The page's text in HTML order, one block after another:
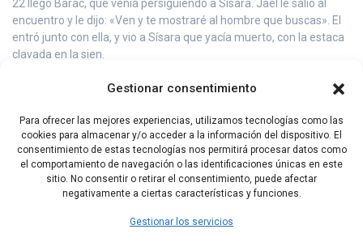
Gestionar consentimiento
Para ofrecer las mejores experiencias, utilizamos tecnologías como las
cookies para almacenar y/o acceder a la información del dispositivo. El
consentimiento de estas tecnologías nos permitirá procesar datos como
el comportamiento de navegación o las identificaciones únicas en este
sitio. No consentir o retirar el consentimiento, puede afectar
negativamente a ciertas características y funciones.
Gestionar los servicios
22 llegó Barac, que venía persiguiendo a Sísara. Jael le salió al
encuentro y le dijo: «Ven y te mostraré al hombre que buscas». El
entró junto con ella, y vio a Sísara que yacía muerto, con la estaca
clavada en la sien.
23 Así humilló Dios aquel día a Iabín, rey de Canaán, delante de los
24 El dominio de los israelitas sobre Iabín, rey de Canaán, se fue
haciendo cada vez más fuerte, hasta que lo exterminaron por
completo.
Capítulo Anterior Capítulo Siguiente